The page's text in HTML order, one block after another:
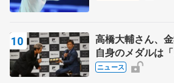
高橋大輔さん、
自身のメダルは
ス兄弟〟オリン
ニュース